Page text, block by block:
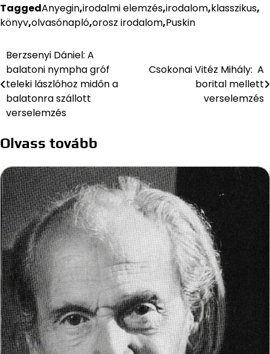
TaggedAnyegin,irodalmi elemzés,irodalom,klasszikus,
könyv,olvasónapló,orosz irodalom,Puskin
Bejegyzés
navigáció
Berzsenyi Dániel: A
balatoni nympha gróf
teleki lászlóhoz midőn a
balatonra szállott
verselemzés
Csokonai Vitéz Mihály: A
borital mellett
verselemzés
Olvass tovább